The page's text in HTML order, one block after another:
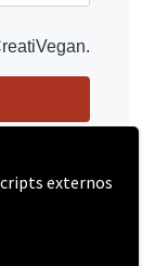
externos